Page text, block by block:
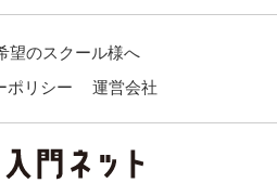
望のスクール様へ
ポリシー
運営会社